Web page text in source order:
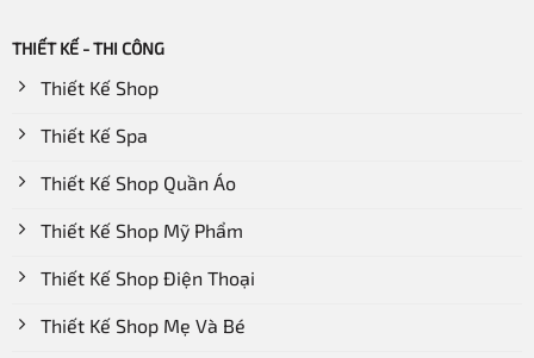
THIẾT KẾ - THI CÔNG
Thiết Kế Shop
Thiết Kế Spa
Thiết Kế Shop Quần Áo
Thiết Kế Shop Mỹ Phẩm
Thiết Kế Shop Điện Thoại
Thiết Kế Shop Mẹ Và Bé